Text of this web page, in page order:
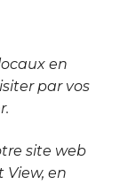
en
par vos
site web
View, en